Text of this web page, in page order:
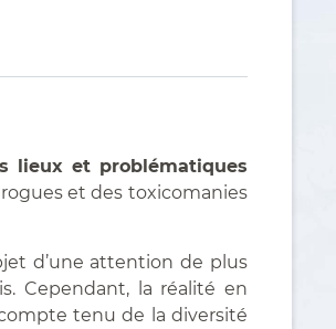
lieux et problématiques
et des toxicomanies
d’une attention de plus
Cependant, la réalité en
tenu de la diversité